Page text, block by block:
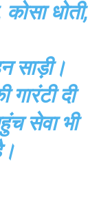
धोती,
साड़ी।
दी
सेवा भी